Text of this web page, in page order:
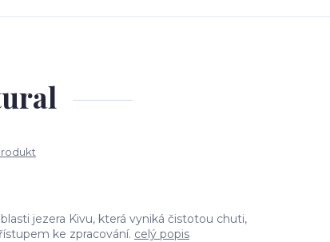
jezera Kivu, která vyniká čistotou chuti,
ke zpracování. celý popis